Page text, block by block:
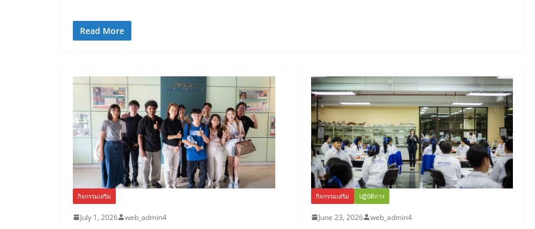
Read More
กิจกรรมเสริม
July 1, 2026 web_admin4
กิจกรรมเสริม ปฏิบัติการ
June 23, 2026 web_admin4